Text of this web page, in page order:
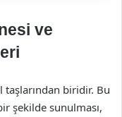
ve
biridir. Bu
şekilde sunulması,